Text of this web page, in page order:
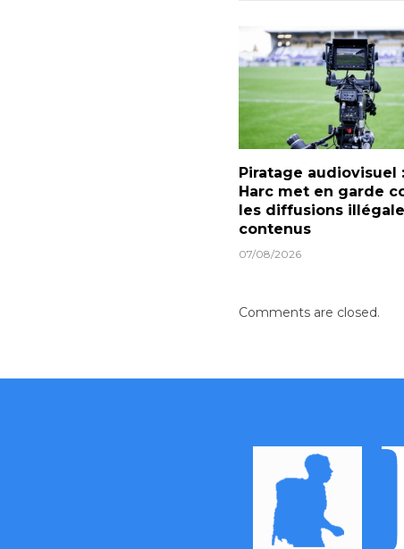
Piratage audiovisuel
Harc met en garde
les diffusions
contenus
07/08/2026
Comments are closed.